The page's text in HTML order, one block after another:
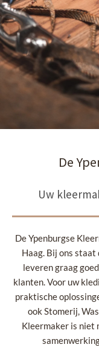
De
Uw
De Ypenburgse
Haag. Bij ons
leveren graag
klanten. Voor uw
praktische
ook Stomerij,
Kleermaker is niet